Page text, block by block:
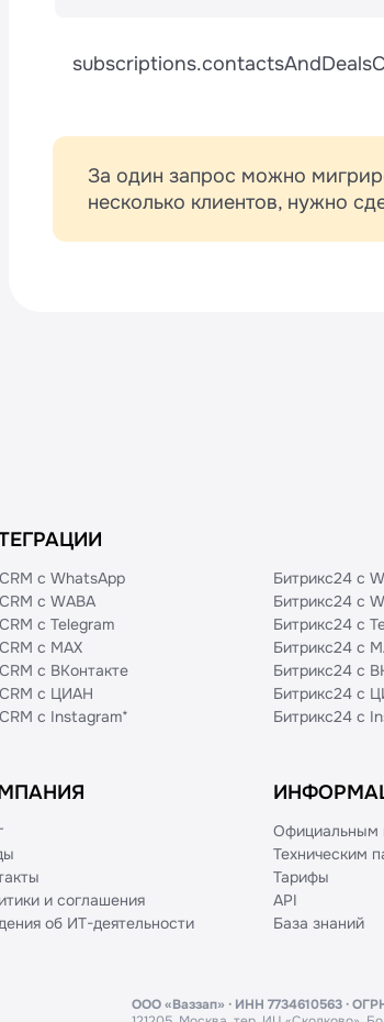
За один запрос можно
несколько клиентов, нужно
с WhatsApp
с WABA
с Telegram
с MAX
с ВКонтакте
с ЦИАН
с Instagram*
Битрикс24 с
Битрикс24 с
Битрикс24 с
Битрикс24 с
Битрикс24 с
Битрикс24 с
Битрикс24 с
и соглашения
об ИТ-деятельности
Официальным
Техническим
Тарифы
API
База знаний
ООО «Ваззап» · ИНН 7734610563 ·